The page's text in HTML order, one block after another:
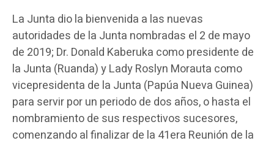
La Junta dio la bienvenida a las nuevas
autoridades de la Junta nombradas el 2 de mayo
de 2019; Dr. Donald Kaberuka como presidente de
la Junta (Ruanda) y Lady Roslyn Morauta como
vicepresidenta de la Junta (Papúa Nueva Guinea)
para servir por un periodo de dos años, o hasta el
nombramiento de sus respectivos sucesores,
comenzando al finalizar de la 41era Reunión de la